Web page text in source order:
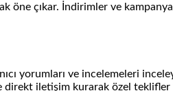
öne çıkar. İndirimler ve
yorumları ve incelemeleri
direkt iletişim kurarak özel